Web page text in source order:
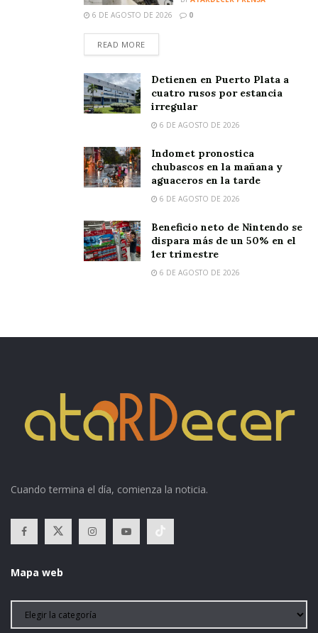
6 DE AGOSTO DE 2026
0
READ MORE
Detienen en Puerto Plata a
cuatro rusos por estancia
irregular
6 DE AGOSTO DE 2026
Indomet pronostica
chubascos en la mañana y
aguaceros en la tarde
6 DE AGOSTO DE 2026
Beneficio neto de Nintendo se
dispara más de un 50% en el
1er trimestre
6 DE AGOSTO DE 2026
Cuando termina el día, comienza la noticia.
Mapa web